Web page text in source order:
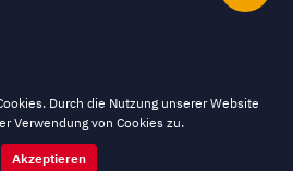
Durch die Nutzung unserer Website
Verwendung von Cookies zu.
Akzeptieren